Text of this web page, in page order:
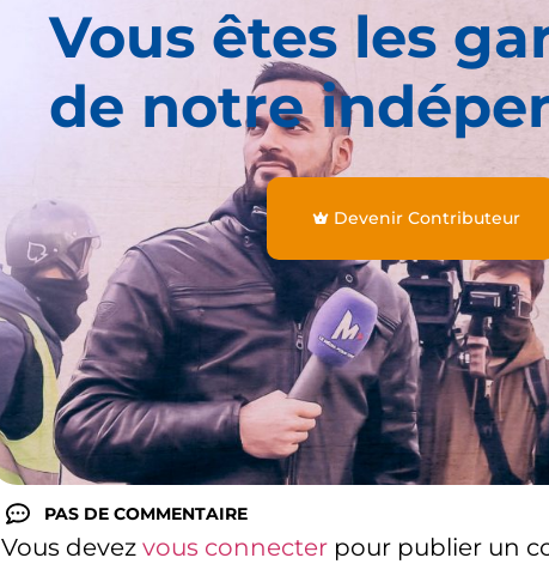
Vous êtes les
de notre
Devenir Contributeur
PAS DE COMMENTAIRE
Vous devez vous connecter pour publier un